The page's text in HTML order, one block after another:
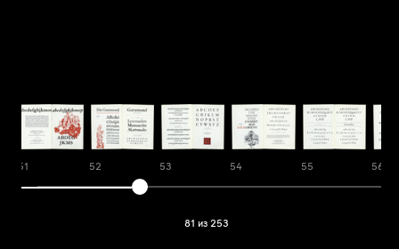
51 52 53 54 55 56
81 из 253